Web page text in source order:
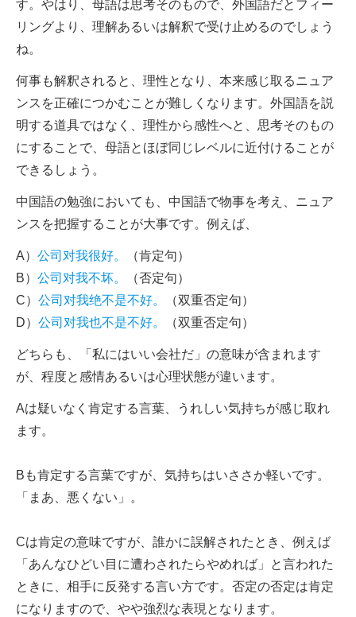
す。やはり、母語は思考そのもので、外国語だとフィー
リングより、理解あるいは解釈で受け止めるのでしょう
ね。
何事も解釈されると、理性となり、本来感じ取るニュア
ンスを正確につかむことが難しくなります。外国語を説
明する道具ではなく、理性から感性へと、思考そのもの
にすることで、母語とほぼ同じレベルに近付けることが
できるしょう。
中国語の勉強においても、中国語で物事を考え、ニュア
ンスを把握することが大事です。例えば、
A） 公司对我很好。
（肯定句）
B） 公司对我不坏。
（否定句）
C） 公司对我绝不是不好。
（双重否定句）
D） 公司对我也不是不好。 （双重否定句）
どちらも、「私にはいい会社だ」の意味が含まれます
が、程度と感情あるいは心理状態が違います。
Aは疑いなく肯定する言葉、うれしい気持ちが感じ取れ
ます。
Bも肯定する言葉ですが、気持ちはいささか軽いです。
「まあ、悪くない」。
Cは肯定の意味ですが、誰かに誤解されたとき、例えば
「あんなひどい目に遭わされたらやめれば」と言われた
ときに、相手に反発する言い方です。否定の否定は肯定
になりますので、やや強烈な表現となります。